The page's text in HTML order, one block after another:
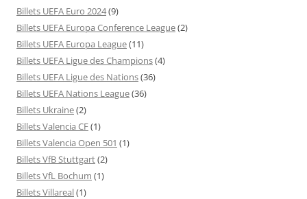
Billets UEFA Euro 2024(9)
Billets UEFA Europa Conference League(2)
Billets UEFA Europa League(11)
Billets UEFA Ligue des Champions(4)
Billets UEFA Ligue des Nations(36)
Billets UEFA Nations League(36)
Billets Ukraine(2)
Billets Valencia CF(1)
Billets Valencia Open 501 (1)
Billets VfB Stuttgart(2)
Billets VfL Bochum (1)
Billets Villareal(1)